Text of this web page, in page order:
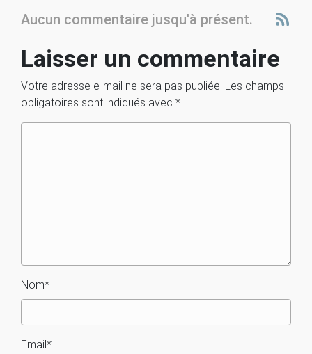
Aucun commentaire jusqu'à présent.
Laisser un commentaire
Votre adresse e-mail ne sera pas publiée. Les champs
obligatoires sont indiqués avec *
Nom*
Email *